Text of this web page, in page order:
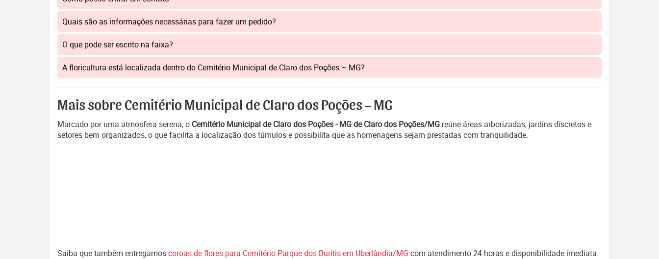
Quais são as informações necessárias para fazer um pedido?
O que pode ser escrito na faixa?
A floricultura está localizada dentro do Cemitério Municipal de Claro dos Poções – MG?
Mais sobre Cemitério Municipal de Claro dos Poções – MG
Marcado por uma atmosfera serena, o Cemitério Municipal de Claro dos Poções - MG de Claro dos Poções/MG reúne áreas arborizadas, jardins discretos e
setores bem organizados, o que facilita a localização dos túmulos e possibilita que as homenagens sejam prestadas com tranquilidade.
Saiba que também entregamoscoroas de flores para Cemitério Parque dos Buritis em Uberlândia/MG com atendimento 24 horas e disponibilidade imediata.